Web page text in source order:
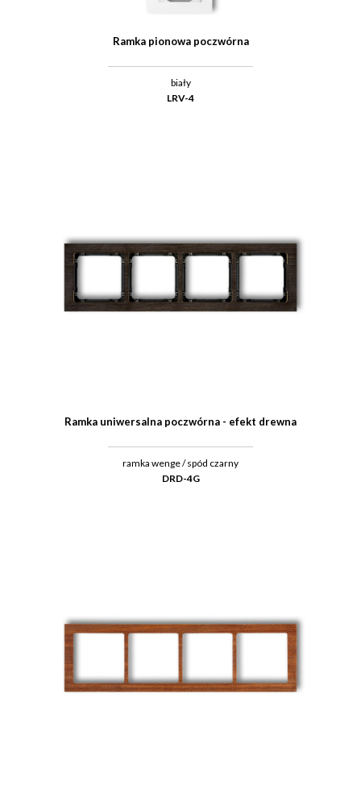
Ramka pionowa poczwórna
biały
LRV-4
Ramka uniwersalna poczwórna - efekt drewna
ramka wenge / spód czarny
DRD-4G